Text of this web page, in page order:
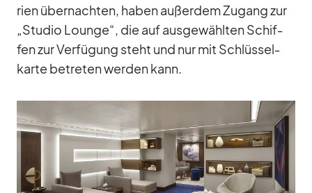
rien über­nach­ten, ha­ben au­ßer­dem Zu­gang zur
„Stu­dio Lounge“, die auf aus­ge­wähl­ten Schif­
fen zur Ver­fü­gung steht und nur mit Schlüs­sel­
karte be­tre­ten wer­den kann.